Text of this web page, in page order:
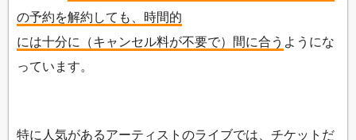
の予約を解約しても、時間的
には十分に（キャンセル料が不要で）間に合う ようにな
っています。
特に人気があるアーティストのライブでは、チケットだ